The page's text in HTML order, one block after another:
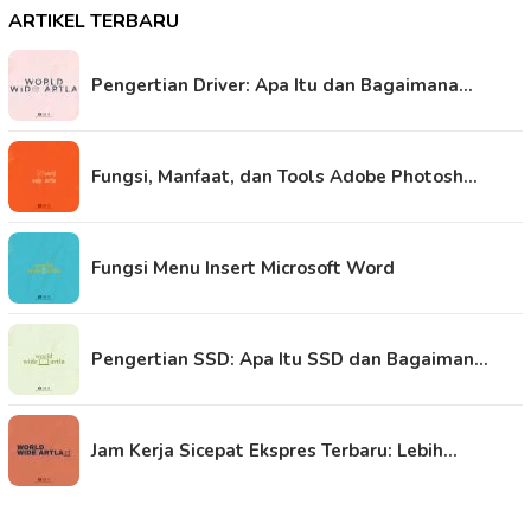
ARTIKEL TERBARU
Pengertian Driver: Apa Itu dan Bagaimana…
Fungsi, Manfaat, dan Tools Adobe Photosh…
Fungsi Menu Insert Microsoft Word
Pengertian SSD: Apa Itu SSD dan Bagaiman…
Jam Kerja Sicepat Ekspres Terbaru: Lebih…